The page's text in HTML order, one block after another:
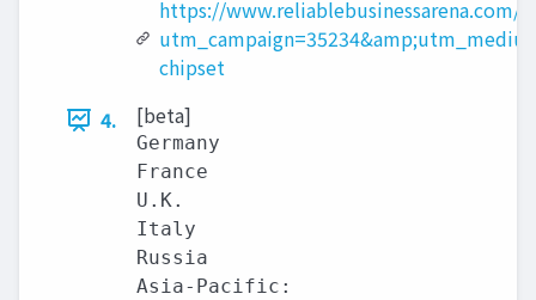
https://www.reliablebusinessarena.com/
chipset
4.
[beta]
Germany
France
U.K.
Italy
Russia
Asia-Pacific: